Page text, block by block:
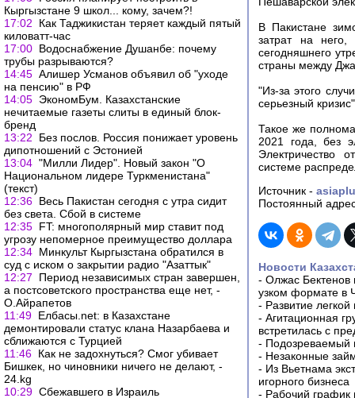
Кыргызстане 9 школ... кому, зачем?!
17:02
Как Таджикистан теряет каждый пятый
киловатт-час
17:00 Водоснабжение Душанбе: почему
трубы разрываются?
14:45 Алишер Усманов объявил об "уходе
на пенсию" в РФ
14:05 ЭкономБум. Казахстанские
нечитаемые газеты слиты в единый блок-
бренд
13:22
Без послов. Россия понижает уровень
дипотношений с Эстонией
13:04 "Милли Лидер". Новый закон "О
Национальном лидере Туркменистана"
(текст)
12:36 Весь Пакистан сегодня с утра сидит
без света. Сбой в системе
12:35 FT: многополярный мир ставит под
угрозу непомерное преимущество доллара
12:34 Минкульт Кыргызстана обратился в
суд с иском о закрытии радио "Азаттык"
12:27
Период независимых стран завершен,
а постсоветского пространства еще нет, -
О.Айрапетов
11:49 Елбасы.net: в Казахстане
демонтировали статус клана Назарбаева и
сближаются с Турцией
11:46 Как не задохнуться? Смог убивает
Бишкек, но чиновники ничего не делают, -
24.kg
10:29 Сбежавшего в Израиль
В Пакистане
затрат на
сегодняшнего
страны между
"Из-за этого
серьезный
Такое же
2021 года, без
Электричество
системе
Источник -
Постоянный
Новости
- Олжас Бектенов
узком формате в
- Развитие
- Агитационная
встретилась с
- Подозреваемый
- Незаконные
- Из Вьетнама
игорного бизнеса
- Рабочий график